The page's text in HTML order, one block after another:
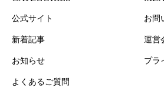
公式サイト
新着記事
お知らせ
よくあるご質問
お問
運営
プラ